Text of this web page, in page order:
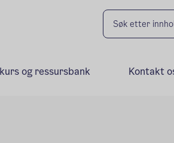
og ressursbank Kontakt